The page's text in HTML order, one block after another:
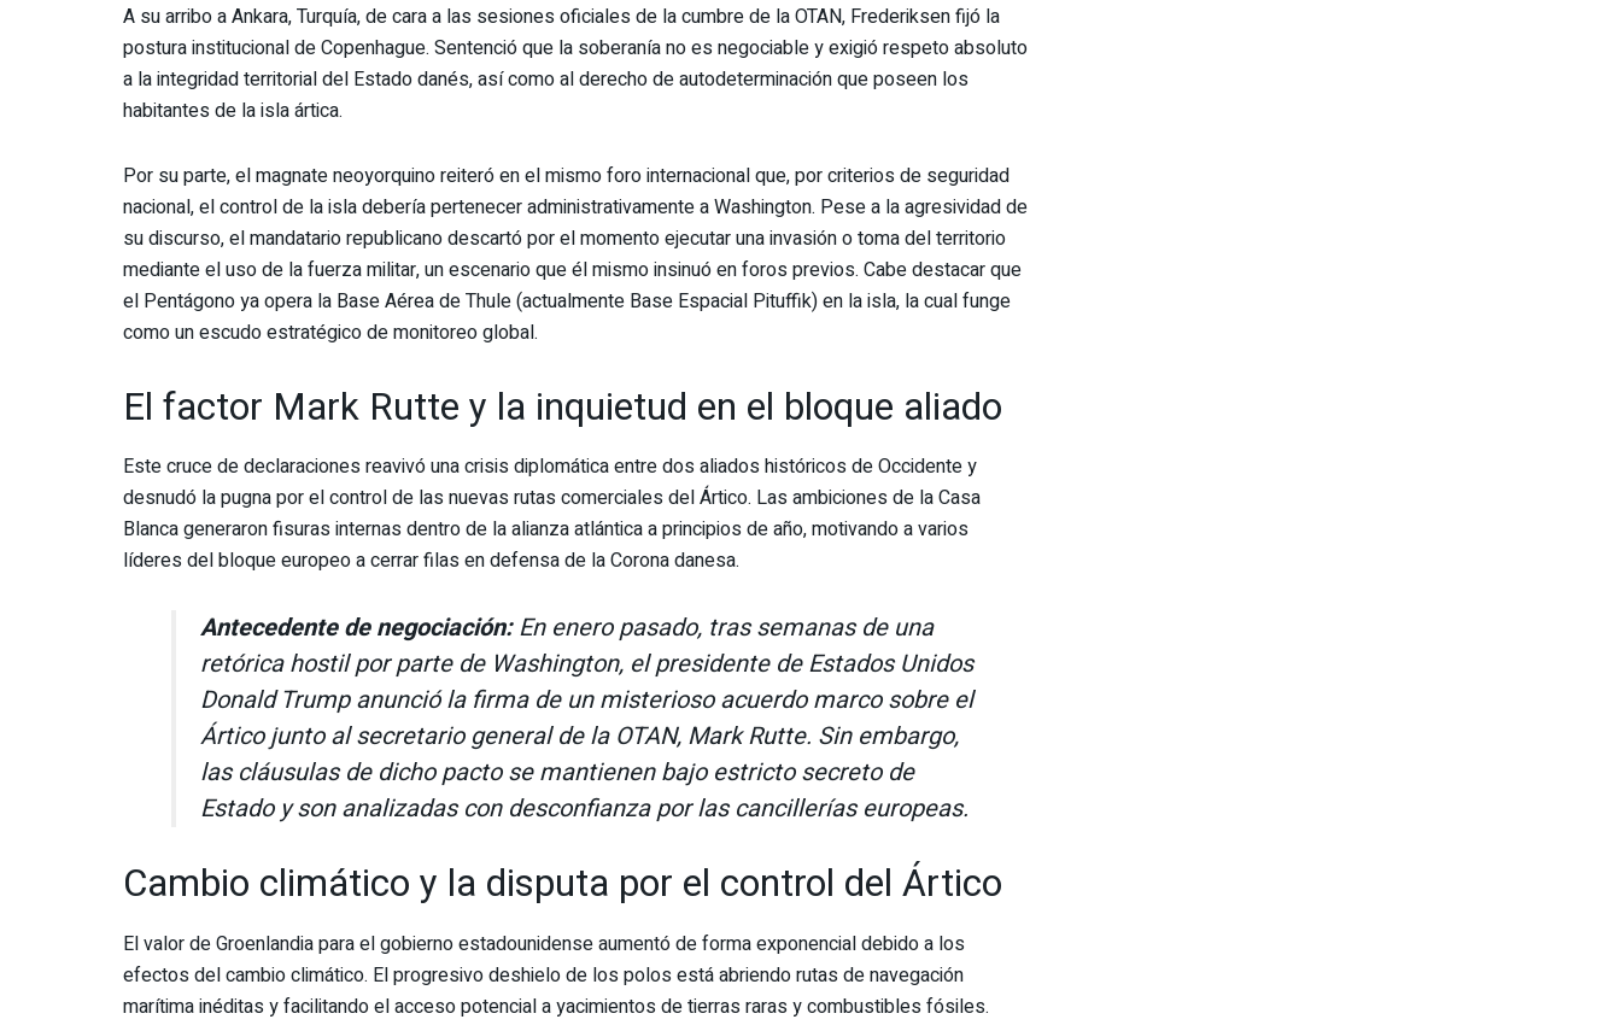
A su arribo a Ankara, Turquía, de cara a las sesiones oficiales de la cumbre de la OTAN, Frederiksen fijó la
postura institucional de Copenhague. Sentenció que la soberanía no es negociable y exigió respeto absoluto
a la integridad territorial del Estado danés, así como al derecho de autodeterminación que poseen los
habitantes de la isla ártica.
Por su parte, el magnate neoyorquino reiteró en el mismo foro internacional que, por criterios de seguridad
nacional, el control de la isla debería pertenecer administrativamente a Washington. Pese a la agresividad de
su discurso, el mandatario republicano descartó por el momento ejecutar una invasión o toma del territorio
mediante el uso de la fuerza militar, un escenario que él mismo insinuó en foros previos. Cabe destacar que
el Pentágono ya opera la Base Aérea de Thule (actualmente Base Espacial Pituffik) en la isla, la cual funge
como un escudo estratégico de monitoreo global.
El factor Mark Rutte y la inquietud en el bloque aliado
Este cruce de declaraciones reavivó una crisis diplomática entre dos aliados históricos de Occidente y
desnudó la pugna por el control de las nuevas rutas comerciales del Ártico. Las ambiciones de la Casa
Blanca generaron fisuras internas dentro de la alianza atlántica a principios de año, motivando a varios
líderes del bloque europeo a cerrar filas en defensa de la Corona danesa.
Antecedente de negociación:En enero pasado, tras semanas de una
retórica hostil por parte de Washington, el presidente de Estados Unidos
Donald Trump anunció la firma de un misterioso acuerdo marco sobre el
Ártico junto al secretario general de la OTAN, Mark Rutte. Sin embargo,
las cláusulas de dicho pacto se mantienen bajo estricto secreto de
Estado y son analizadas con desconfianza por las cancillerías europeas.
Cambio climático y la disputa por el control del Ártico
El valor de Groenlandia para el gobierno estadounidense aumentó de forma exponencial debido a los
efectos del cambio climático. El progresivo deshielo de los polos está abriendo rutas de navegación
marítima inéditas y facilitando el acceso potencial a yacimientos de tierras raras y combustibles fósiles.